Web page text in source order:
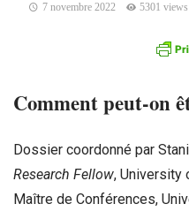
7 novembre 2022 5301 views
Comment peut-on
Dossier coordonné par
Research Fellow, University
Maître de Conférences,